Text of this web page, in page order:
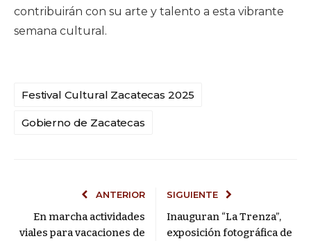
contribuirán con su arte y talento a esta vibrante
semana cultural.
Festival Cultural Zacatecas 2025
Gobierno de Zacatecas
ANTERIOR
En marcha actividades
viales para vacaciones de
SIGUIENTE
Inauguran “La Trenza”,
exposición fotográfica de